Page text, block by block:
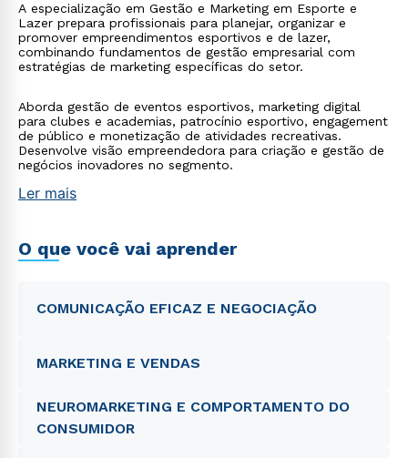
A especialização em Gestão e Marketing em Esporte e
Lazer prepara profissionais para planejar, organizar e
promover empreendimentos esportivos e de lazer,
combinando fundamentos de gestão empresarial com
estratégias de marketing específicas do setor.
Aborda gestão de eventos esportivos, marketing digital
para clubes e academias, patrocínio esportivo, engagement
de público e monetização de atividades recreativas.
Desenvolve visão empreendedora para criação e gestão de
negócios inovadores no segmento.
Ler mais
O que você vai aprender
COMUNICAÇÃO EFICAZ E NEGOCIAÇÃO
MARKETING E VENDAS
NEUROMARKETING E COMPORTAMENTO DO
CONSUMIDOR